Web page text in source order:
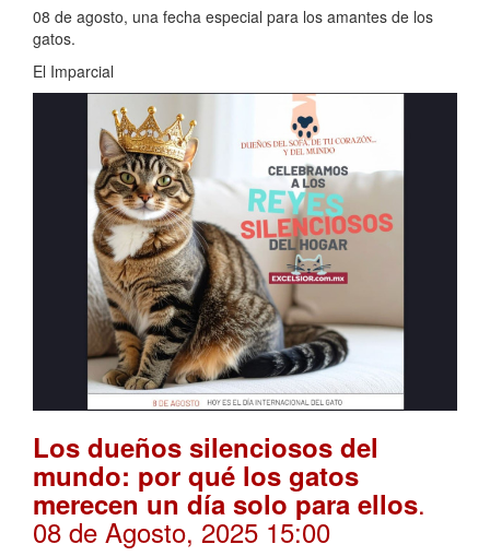
08 de agosto, una fecha especial para los amantes de los
gatos.
El Imparcial
Los dueños silenciosos del
mundo: por qué los gatos
merecen un día solo para ellos.
08 de Agosto, 2025 15:00